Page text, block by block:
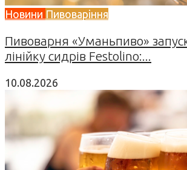
Новини Пивоваріння
Пивоварня «Уманьпиво»
лінійку сидрів Festolino:...
10.08.2026